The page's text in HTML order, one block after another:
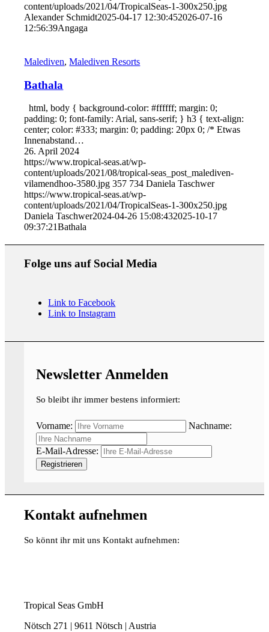
content/uploads/2021/04/TropicalSeas-1-300x250.jpg
Alexander Schmidt2025-04-17 12:30:452026-07-16
12:56:39Angaga
Malediven,Malediven Resorts
Bathala
html, body { background-color: #ffffff; margin: 0;
padding: 0; font-family: Arial, sans-serif; } h3 { text-align:
center; color: #333; margin: 0; padding: 20px 0; /* Etwas
Innenabstand…
26. April 2024
https://www.tropical-seas.at/wp-
content/uploads/2021/08/tropical-seas_post_malediven-
vilamendhoo-3580.jpg 357 734 Daniela Taschwer
https://www.tropical-seas.at/wp-
content/uploads/2021/04/TropicalSeas-1-300x250.jpg
Daniela Taschwer2024-04-26 15:08:432025-10-17
09:37:21Bathala
Folge uns auf Social Media
Link to Facebook
Link to Instagram
Newsletter Anmelden
So bleibt ihr immer bestens informiert:
Vorname: Nachname:
E-Mail-Adresse:
Kontakt aufnehmen
So könnt ihr mit uns Kontakt aufnehmen:
Tropical Seas GmbH
Nötsch 271 | 9611 Nötsch | Austria